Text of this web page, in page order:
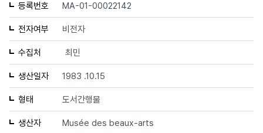
등록번호 MA-01-00022142
전자여부 비전자
수집처 최민
생산일자 1983 .10.15
형태 도서간행물
생산자 Musée des beaux-arts